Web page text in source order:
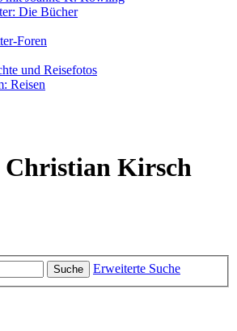
Die Bücher
Foren
und Reisefotos
Reisen
Christian Kirsch
Suche Erweiterte Suche